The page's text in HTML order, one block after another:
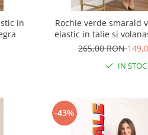
in
Rochie verde smarald
elastic in talie si
Allegra
265,00 RON
IN STOC
-43%